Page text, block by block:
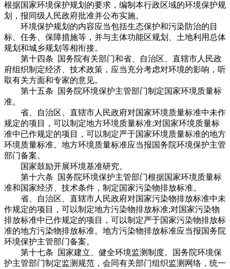
根据国家环境保护规划的要求，编制本行政区域的环境保护规
划，报同级人民政府批准并公布实施。
环境保护规划的内容应当包括生态保护和污染防治的目
标、任务、保障措施等，并与主体功能区规划、土地利用总体
规划和城乡规划等相衔接。
第十四条 国务院有关部门和省、自治区、直辖市人民政
府组织制定经济、技术政策，应当充分考虑对环境的影响，听
取有关方面和专家的意见。
第十五条 国务院环境保护主管部门制定国家环境质量标
准。
省、自治区、直辖市人民政府对国家环境质量标准中未作
规定的项目，可以制定地方环境质量标准;对国家环境质量标
准中已作规定的项目，可以制定严于国家环境质量标准的地方
环境质量标准。地方环境质量标准应当报国务院环境保护主管
部门备案。
国家鼓励开展环境基准研究。
第十六条 国务院环境保护主管部门根据国家环境质量标
准和国家经济、技术条件，制定国家污染物排放标准。
省、自治区、直辖市人民政府对国家污染物排放标准中未
作规定的项目，可以制定地方污染物排放标准;对国家污染物
排放标准中已作规定的项目，可以制定严于国家污染物排放标
准的地方污染物排放标准。地方污染物排放标准应当报国务院
环境保护主管部门备案。
第十七条 国家建立、健全环境监测制度。国务院环境保
护主管部门制定监测规范，会同有关部门组织监测网络，统一